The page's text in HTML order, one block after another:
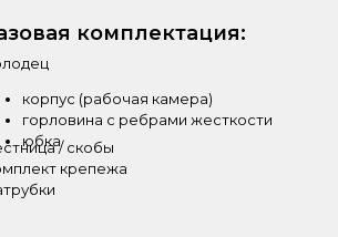
комплектация:
/ скобы
крепежа
корпус (рабочая камера)
горловина с ребрами жесткости
юбка